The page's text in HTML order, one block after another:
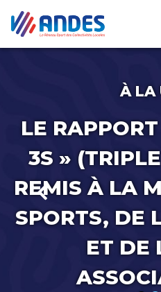
À LA
LE
3S »
REMIS À LA
SPORTS, DE
ET DE